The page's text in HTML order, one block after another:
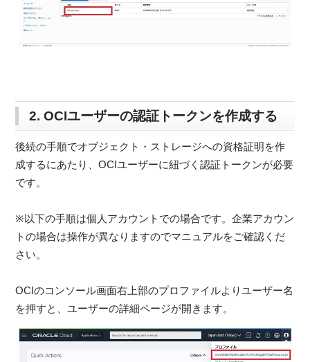
2. OCIユーザーの認証トークンを作成する
後続の手順でオブジェクト・ストレージへの資格証明を作
成するにあたり、OCIユーザーに紐づく認証トークンが必要
です。
※以下の手順は個人アカウントでの場合です。企業アカウン
トの場合は操作が異なりますのでマニュアルをご確認くだ
さい。
OCIのコンソール画面右上部のプロファイルよりユーザー名
を押すと、ユーザーの詳細ページが開きます。